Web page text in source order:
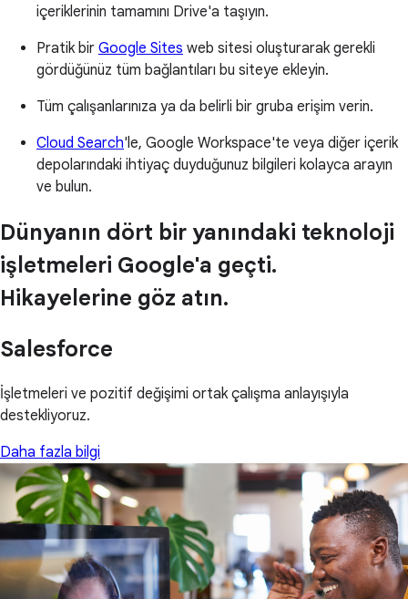
içeriklerinin tamamını Drive'a taşıyın.
Pratik bir Google Sites web sitesi oluşturarak gerekli
gördüğünüz tüm bağlantıları bu siteye ekleyin.
Tüm çalışanlarınıza ya da belirli bir gruba erişim verin.
Cloud Search'le, Google Workspace'te veya diğer içerik
depolarındaki ihtiyaç duyduğunuz bilgileri kolayca arayın
ve bulun.
Dünyanın dört bir yanındaki teknoloji
işletmeleri Google'a geçti.
Hikayelerine göz atın.
Salesforce
İşletmeleri ve pozitif değişimi ortak çalışma anlayışıyla
destekliyoruz.
Daha fazla bilgi